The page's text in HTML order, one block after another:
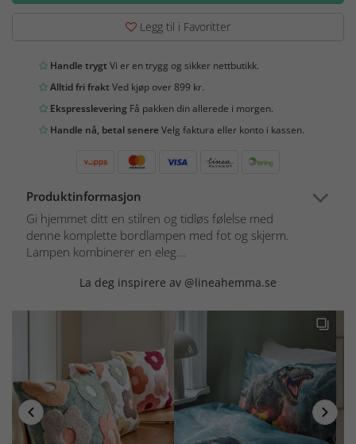
Legg til i Favoritter
Handle trygtVi er en trygg og sikker nettbutikk.
Alltid fri fraktVed kjøp over 899 kr.
Ekspresslevering Få pakken din allerede i morgen.
Handle nå, betal senereVelg faktura eller konto i kassen.
Produktinformasjon
Gi hjemmet ditt en stilren og tidløs følelse med
denne komplette bordlampen med fot og skjerm.
Lampen kombinerer en eleg...
La deg inspirere av @lineahemma.se